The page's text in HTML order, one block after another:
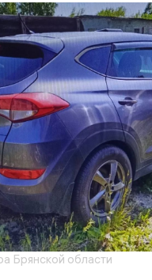
Брянской области